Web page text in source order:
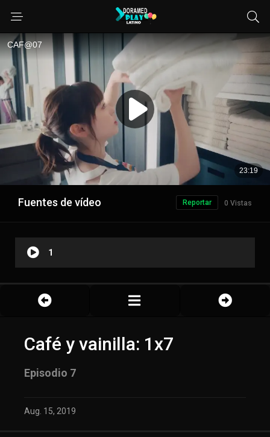
Fuentes de vídeo 0 Vistas
Reportar
1
Café y vainilla: 1x7
Episodio 7
Aug. 15, 2019